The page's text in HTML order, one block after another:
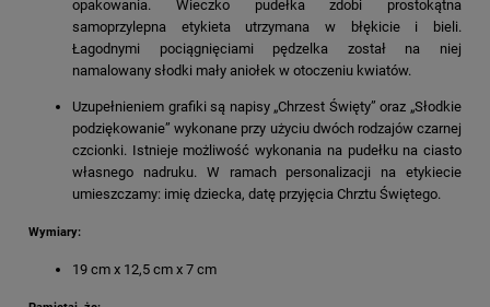
opakowania. Wieczko pudełka zdobi prostokątna
samoprzylepna etykieta utrzymana w błękicie i bieli.
Łagodnymi pociągnięciami pędzelka został na niej
namalowany słodki mały aniołek w otoczeniu kwiatów.
Uzupełnieniem grafiki są napisy „Chrzest Święty” oraz „Słodkie
podziękowanie” wykonane przy użyciu dwóch rodzajów czarnej
czcionki. Istnieje możliwość wykonania na pudełku na ciasto
własnego nadruku. W ramach personalizacji na etykiecie
umieszczamy: imię dziecka, datę przyjęcia Chrztu Świętego.
Wymiary:
19 cm x 12,5 cm x 7 cm